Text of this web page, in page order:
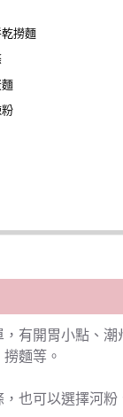
撈麵
有開胃小點、潮
麵等。
也可以選擇河粉